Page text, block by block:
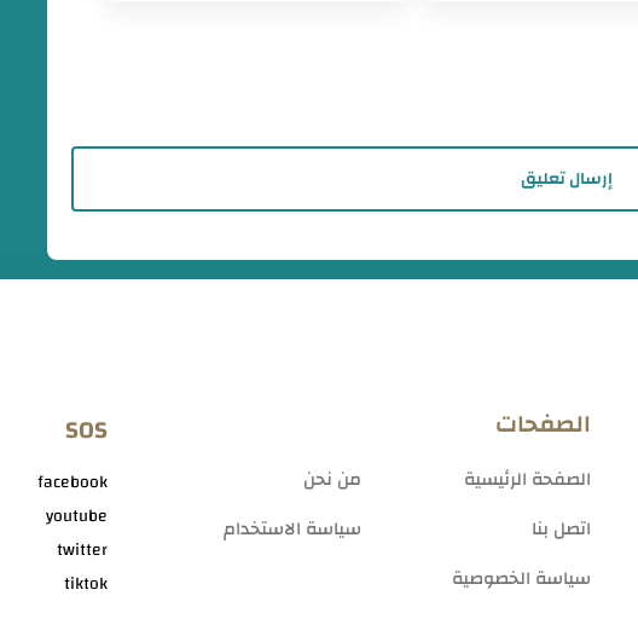
إرسال تعليق
الصفحات
الصفحة الرئيسية
من نحن
اتصل بنا
سياسة الاستخدام
سياسة الخصوصية
SOS
facebook
youtube
twitter
tiktok